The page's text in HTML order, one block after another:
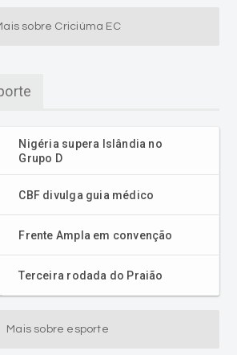
sobre Criciúma EC
Nigéria supera Islândia no
Grupo D
CBF divulga guia médico
Frente Ampla em convenção
Terceira rodada do Praião
Mais sobre esporte